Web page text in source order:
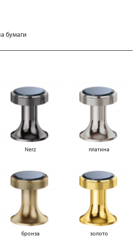
бумаги
Nerz платина
бронза золото